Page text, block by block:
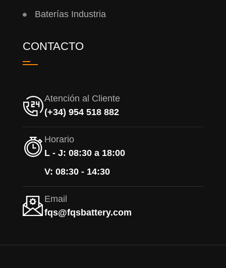
Baterías Industria
CONTACTO
Atención al Cliente
(+34) 954 518 882
Horario
L - J: 08:30 a 18:00
V: 08:30 - 14:30
Email
fqs@fqsbattery.com